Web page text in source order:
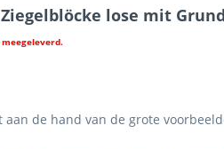
lose mit
de hand van de grote